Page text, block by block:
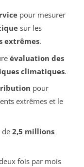
pour mesurer
sur les
extrêmes.
évaluation des
climatiques.
pour
extrêmes et le
de 2,5 millions
fois par mois